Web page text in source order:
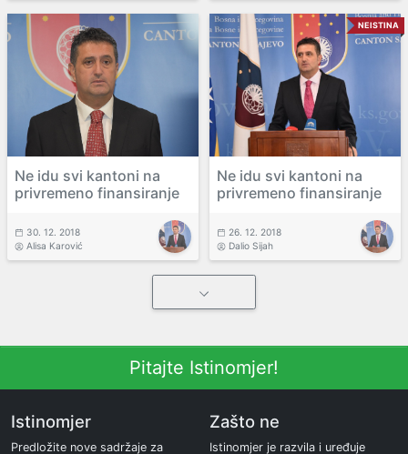
Ne idu svi kantoni na
privremeno finansiranje
30. 12. 2018
Alisa Karović
NEISTINA
Ne idu svi kantoni na
privremeno finansiranje
26. 12. 2018
Dalio Sijah
Pitajte Istinomjer!
Istinomjer
Predložite nove sadržaje za
Zašto ne
Istinomjer je razvila i uređuje